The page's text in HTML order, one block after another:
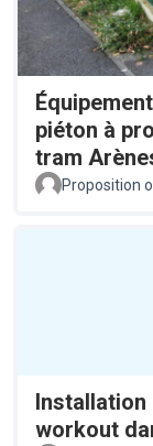
piéton à
tram
Proposition
Installation
workout